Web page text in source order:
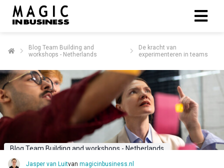
Blog Team Building and
workshops - Netherlands
De kracht van
experimenteren in teams
Blog Team Building and workshops - Netherlands
Jasper van Luitvan magicinbusiness.nl